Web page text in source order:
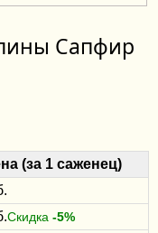
Сапфир
(за 1 саженец)
Скидка -5%